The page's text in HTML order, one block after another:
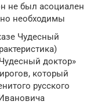
не был асоциален
необходимы
Чудесный
доктор»
который
русского